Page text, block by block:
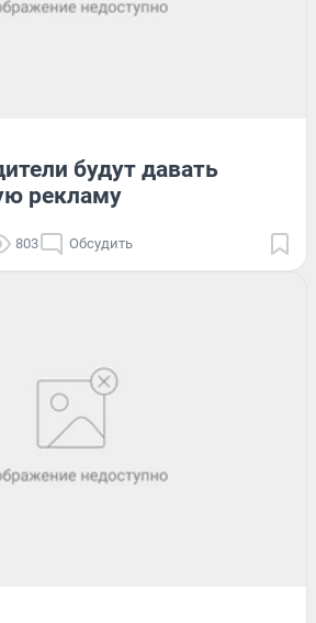
будут давать
рекламу
803 Обсудить